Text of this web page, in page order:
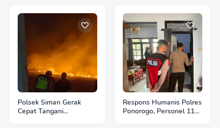
Polsek Siman Gerak
Cepat Tangani
Respons Humanis Polres
Ponorogo, Personel 110